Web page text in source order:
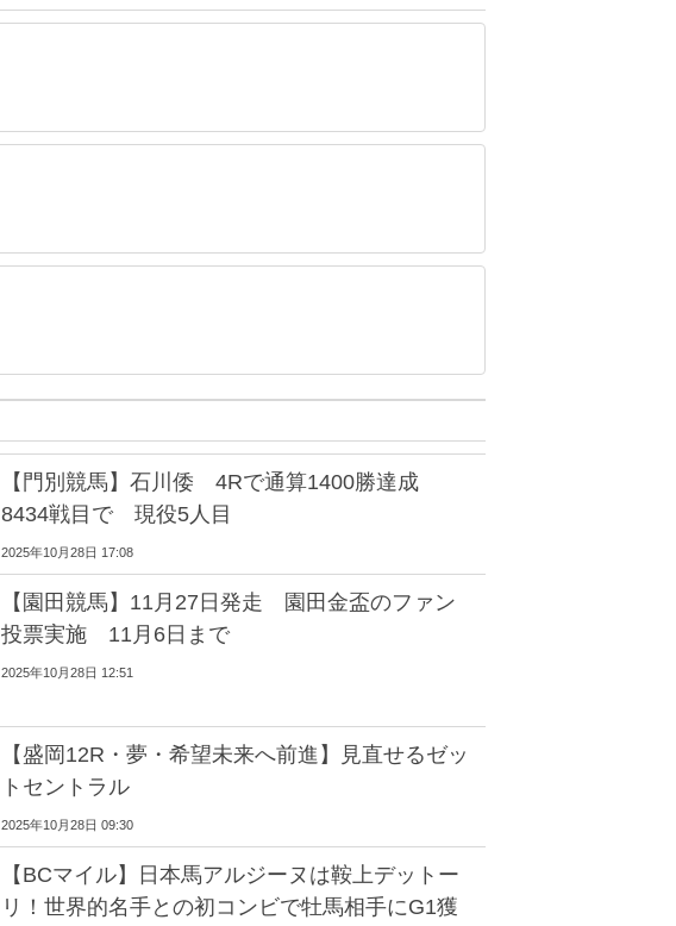
【門別競馬】石川倭 4Rで通算1400勝達成
8434戦目で 現役5人目
2025年10月28日 17:08
【園田競馬】11月27日発走 園田金盃のファン
投票実施 11月6日まで
2025年10月28日 12:51
【盛岡12R・夢・希望未来へ前進】見直せるゼッ
トセントラル
2025年10月28日 09:30
【BCマイル】日本馬アルジーヌは鞍上デットー
リ！世界的名手との初コンビで牡馬相手にG1獲